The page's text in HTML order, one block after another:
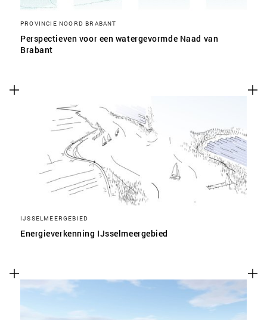
PROVINCIE NOORD BRABANT
Perspectieven voor een watergevormde Naad van
Brabant
IJSSELMEERGEBIED
Energieverkenning IJsselmeergebied